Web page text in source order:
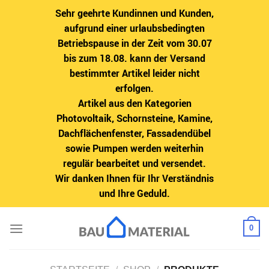
Sehr geehrte Kundinnen und Kunden,
aufgrund einer urlaubsbedingten
Betriebspause in der Zeit vom 30.07
bis zum 18.08. kann der Versand
bestimmter Artikel leider nicht
erfolgen.
Artikel aus den Kategorien
Photovoltaik, Schornsteine, Kamine,
Dachflächenfenster, Fassadendübel
sowie Pumpen werden weiterhin
regulär bearbeitet und versendet.
Wir danken Ihnen für Ihr Verständnis
und Ihre Geduld.
Inhalt
0